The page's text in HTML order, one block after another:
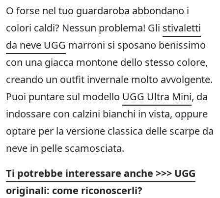
O forse nel tuo guardaroba abbondano i
colori caldi? Nessun problema! Gli stivaletti
da neve UGG marroni si sposano benissimo
con una giacca montone dello stesso colore,
creando un outfit invernale molto avvolgente.
Puoi puntare sul modello UGG Ultra Mini, da
indossare con calzini bianchi in vista, oppure
optare per la versione classica delle scarpe da
neve in pelle scamosciata.
Ti potrebbe interessare anche >>> UGG
originali: come riconoscerli?